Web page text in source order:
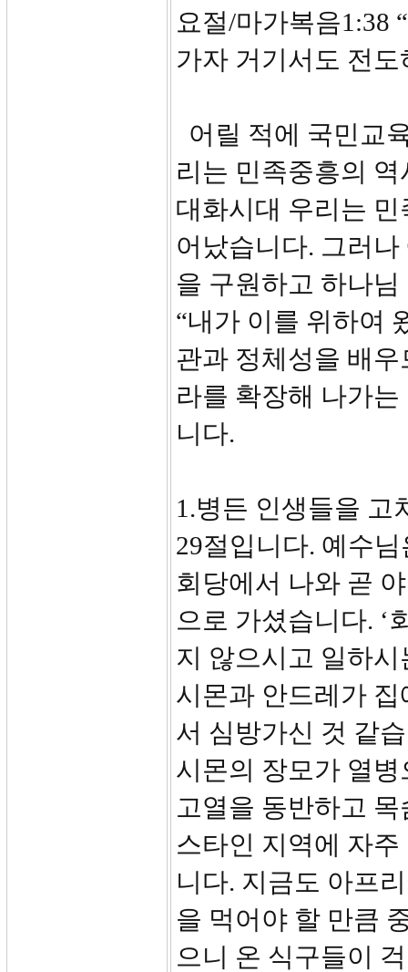
요절/마가복음1:38
가자 거기서도 전
어릴 적에 국민교
리는 민족중흥의
대화시대 우리는
어났습니다. 그러
을 구원하고 하나
“내가 이를 위하여
관과 정체성을 배
라를 확장해 나가
니다.
1.병든 인생들을 고
29절입니다. 예수
회당에서 나와 곧
으로 가셨습니다. ‘
지 않으시고 일하
시몬과 안드레가
서 심방가신 것 같
시몬의 장모가 열
고열을 동반하고
스타인 지역에 자
니다. 지금도 아프
을 먹어야 할 만큼
으니 온 식구들이